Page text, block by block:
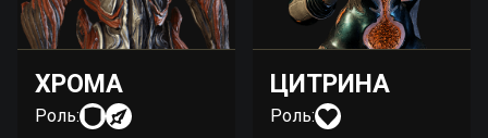
ХРОМА
Роль:
ЦИТРИНА
Роль: